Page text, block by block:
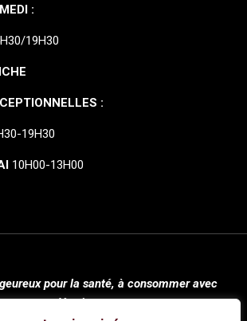
:
19H30
:
19H30
10H00-13H00
pour la santé, à consommer avec
modération.